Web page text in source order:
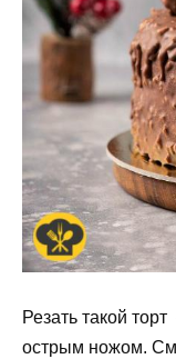
Резать такой
острым ножом.